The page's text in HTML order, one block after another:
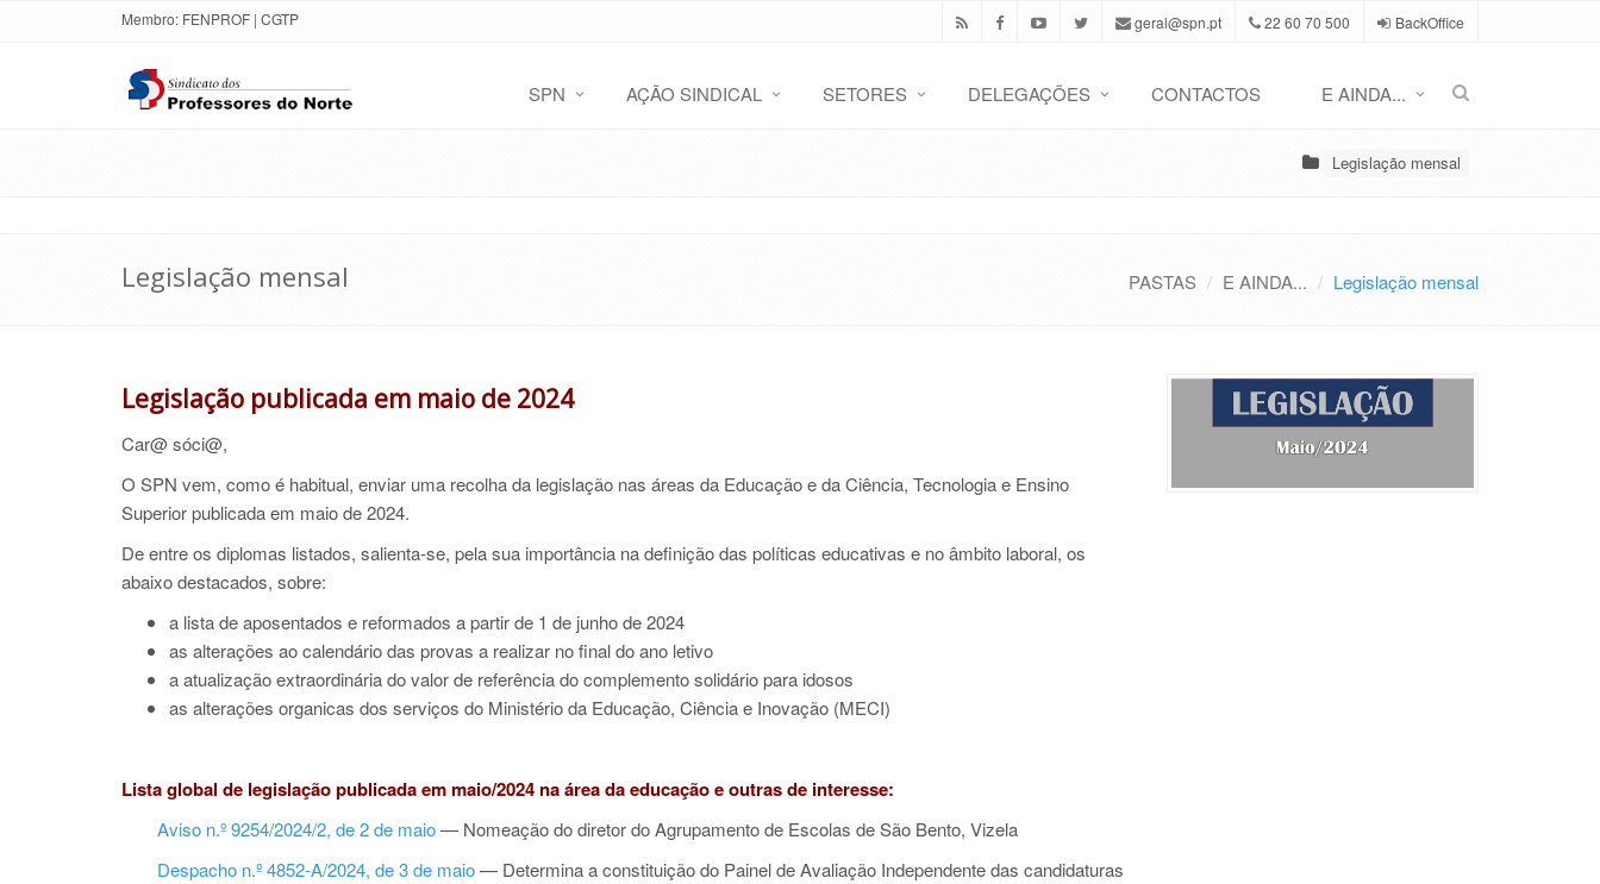
Membro: FENPROF | CGTP geral@spn.pt 22 60 70 500 BackOffice
SPN AÇÃO SINDICAL SETORES DELEGAÇÕES CONTACTOS E AINDA...
Legislação mensal
Legislação mensal PASTAS E AINDA... Legislação mensal
Legislação publicada em maio de 2024
Car@ sóci@,
O SPN vem, como é habitual, enviar uma recolha da legislação nas áreas da Educação e da Ciência, Tecnologia e Ensino
Superior publicada em maio de 2024.
De entre os diplomas listados, salienta-se, pela sua importância na definição das políticas educativas e no âmbito laboral, os
abaixo destacados, sobre:
a lista de aposentados e reformados a partir de 1 de junho de 2024
as alterações ao calendário das provas a realizar no final do ano letivo
a atualização extraordinária do valor de referência do complemento solidário para idosos
as alterações organicas dos serviços do Ministério da Educação, Ciência e Inovação (MECI)
Lista global de legislação publicada em maio/2024 na área da educação e outras de interesse:
Aviso n.º 9254/2024/2, de 2 de maio— Nomeação do diretor do Agrupamento de Escolas de São Bento, Vizela
Despacho n.º 4852-A/2024, de 3 de maio— Determina a constituição do Painel de Avaliação Independente das candidaturas